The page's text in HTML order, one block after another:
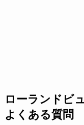
ローランドビ
よくある質問